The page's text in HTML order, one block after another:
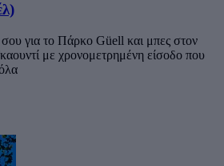
σου για το Πάρκο Güell και μπες στον
με χρονομετρημένη είσοδο που